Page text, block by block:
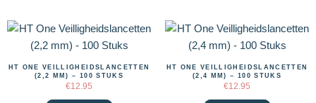
HT ONE VEILLIGHEIDSLANCETTEN
(2,2 MM) – 100 STUKS
€12.95
HT ONE VEILLIGHEIDSLANCETTEN
(2,4 MM) – 100 STUKS
€12.95